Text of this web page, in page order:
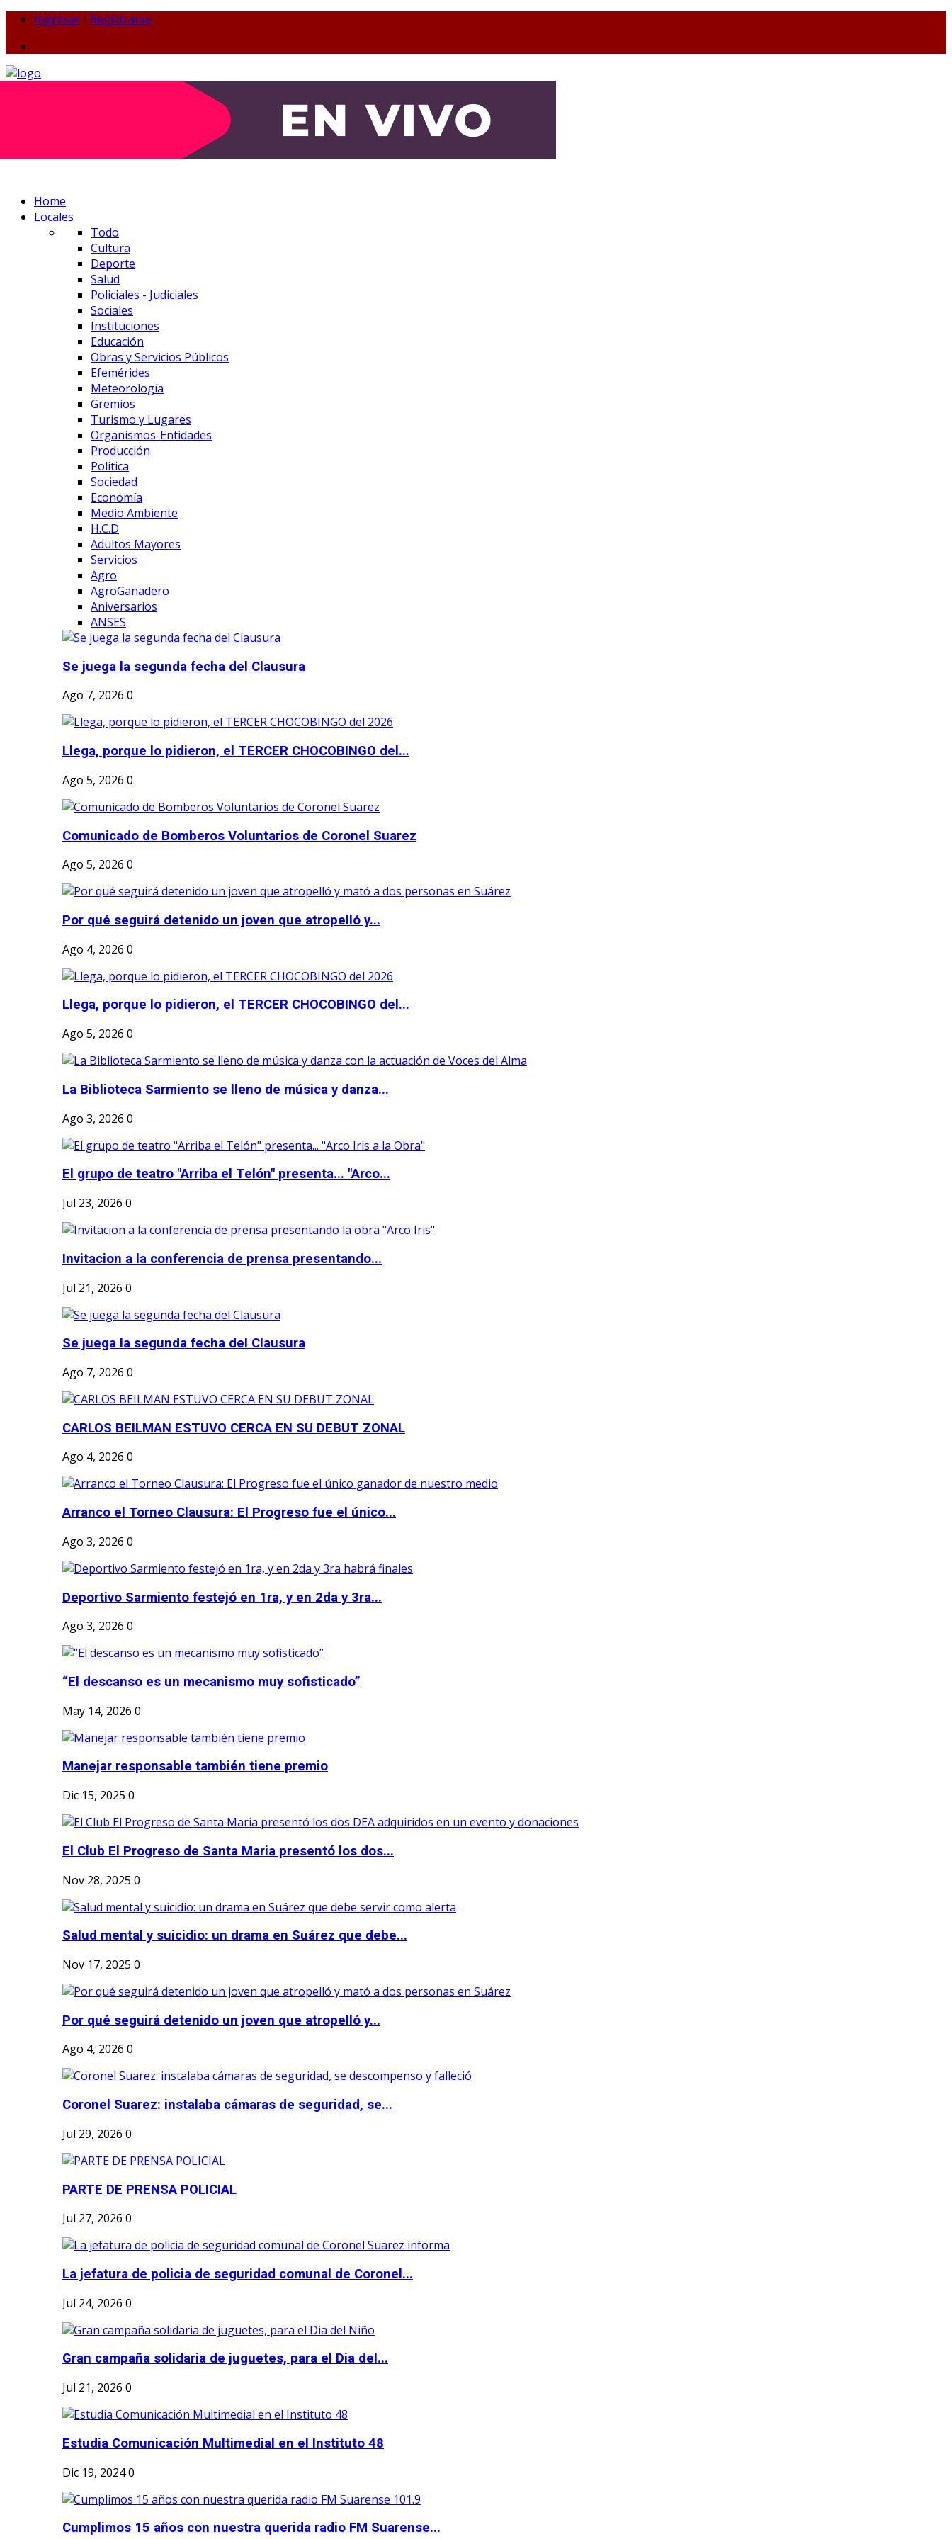
Ingresar/ Registrarse
Home
Locales
Todo
Cultura
Deporte
Salud
Policiales - Judiciales
Sociales
Instituciones
Educación
Obras y Servicios Públicos
Efemérides
Meteorología
Gremios
Turismo y Lugares
Organismos-Entidades
Producción
Politica
Sociedad
Economía
Medio Ambiente
H.C.D
Adultos Mayores
Servicios
Agro
AgroGanadero
Aniversarios
ANSES
Se juega la segunda fecha del Clausura
Ago 7, 2026 0
Llega, porque lo pidieron, el TERCER CHOCOBINGO del...
Ago 5, 2026 0
Comunicado de Bomberos Voluntarios de Coronel Suarez
Ago 5, 2026 0
Por qué seguirá detenido un joven que atropelló y...
Ago 4, 2026 0
Llega, porque lo pidieron, el TERCER CHOCOBINGO del...
Ago 5, 2026 0
La Biblioteca Sarmiento se lleno de música y danza...
Ago 3, 2026 0
El grupo de teatro "Arriba el Telón" presenta... "Arco...
Jul 23, 2026 0
Invitacion a la conferencia de prensa presentando...
Jul 21, 2026 0
Se juega la segunda fecha del Clausura
Ago 7, 2026 0
CARLOS BEILMAN ESTUVO CERCA EN SU DEBUT ZONAL
Ago 4, 2026 0
Arranco el Torneo Clausura: El Progreso fue el único...
Ago 3, 2026 0
Deportivo Sarmiento festejó en 1ra, y en 2da y 3ra...
Ago 3, 2026 0
“El descanso es un mecanismo muy sofisticado”
May 14, 2026 0
Manejar responsable también tiene premio
Dic 15, 2025 0
El Club El Progreso de Santa Maria presentó los dos...
Nov 28, 2025 0
Salud mental y suicidio: un drama en Suárez que debe...
Nov 17, 2025 0
Por qué seguirá detenido un joven que atropelló y...
Ago 4, 2026 0
Coronel Suarez: instalaba cámaras de seguridad, se...
Jul 29, 2026 0
PARTE DE PRENSA POLICIAL
Jul 27, 2026 0
La jefatura de policia de seguridad comunal de Coronel...
Jul 24, 2026 0
Gran campaña solidaria de juguetes, para el Dia del...
Jul 21, 2026 0
Estudia Comunicación Multimedial en el Instituto 48
Dic 19, 20240
Cumplimos 15 años con nuestra querida radio FM Suarense...